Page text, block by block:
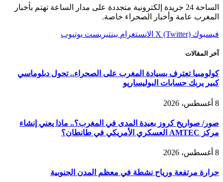
الساحة 24 جريدة إلكترونية متجددة على مدار الساعة تهتم بأخبار
المغرب عامة وأخبار الصحراء خاصة.
فيسبوك X (Twitter) الانستغرام بينتيريست يوتيوب
آخر المقالات
كولومبيا تعترف بسيادة المغرب على الصحراء.. تحول دبلوماسي
كبير يربك حسابات البوليساريو
8 أغسطس، 2026
صور/ صواريخ كروز بعيدة المدى في المغرب؟.. ماذا يعني إنشاء
مركز AMTEC العسكري الأمريكي في طانطان؟
8 أغسطس، 2026
حرارة مرتفعة ورياح نشطة في معظم المدن الجنوبية